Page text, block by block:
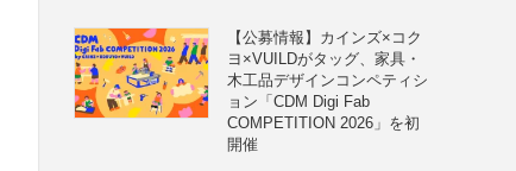
【公募情報】カインズ×コク
ヨ×VUILDがタッグ、家具・
木工品デザインコンペティシ
ョン「CDM Digi Fab
COMPETITION 2026」を初
開催